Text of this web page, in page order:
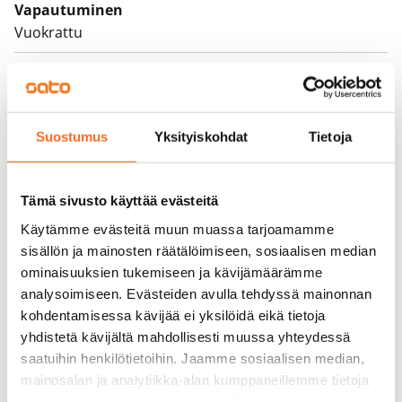
Suostumus Yksityiskohdat Tietoja
Tämä sivusto käyttää evästeitä
Käytämme evästeitä muun muassa tarjoamamme
sisällön ja mainosten räätälöimiseen, sosiaalisen median
ominaisuuksien tukemiseen ja kävijämäärämme
analysoimiseen. Evästeiden avulla tehdyssä mainonnan
kohdentamisessa kävijää ei yksilöidä eikä tietoja
yhdistetä kävijältä mahdollisesti muussa yhteydessä
saatuihin henkilötietoihin. Jaamme sosiaalisen median,
mainosalan ja analytiikka-alan kumppaneillemme tietoja
Vapautuminen
Vuokrattu
Kyllä
Vuokra
Vuokravakuus
0 €
Kotivakuutus
Pakollinen, ei sisälly vuokraan
Vesimaksu
27 €/hlö/kk
Sähkömaksu
Vuokralainen solmii itse sähkösopimuksen.